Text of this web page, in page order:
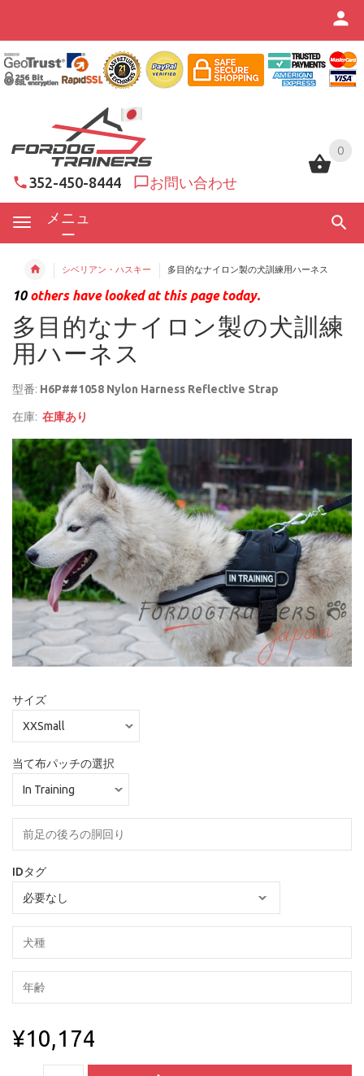
0
352-450-8444 お問い合わせ
メニュ
ー
0
シベリアン・ハスキー 多目的なナイロン製の犬訓練用ハーネス
10others have looked at this page today.
多目的なナイロン製の犬訓練
用ハーネス
型番: H6P##1058 Nylon Harness Reflective Strap
在庫: 在庫あり
サイズ
当て布パッチの選択
IDタグ
¥10,174